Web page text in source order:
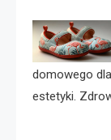
domowego
estetyki.